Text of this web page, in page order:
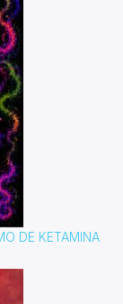
DE KETAMINA